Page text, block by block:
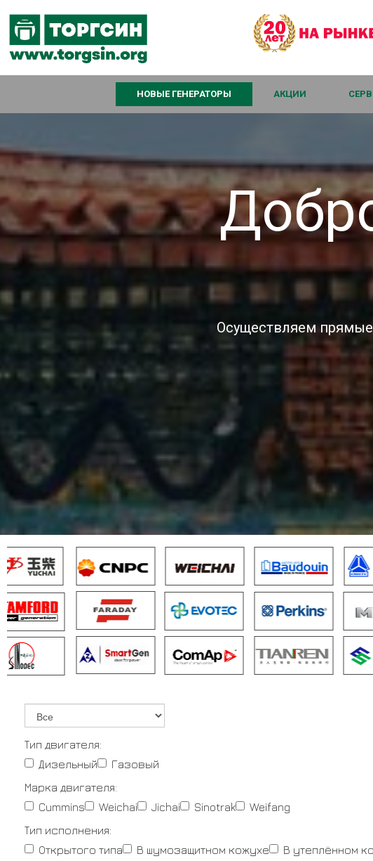
НОВЫЕ ГЕНЕРАТОРЫ АКЦИИ
Осуществляем прямые
Тип двигателя:
Дизельный
Газовый
Марка двигателя:
Cummins
Weichai Jichai Sinotrak
Weifang
Тип исполнения:
Открытого типа
В шумозащитном кожухе В утеплённом